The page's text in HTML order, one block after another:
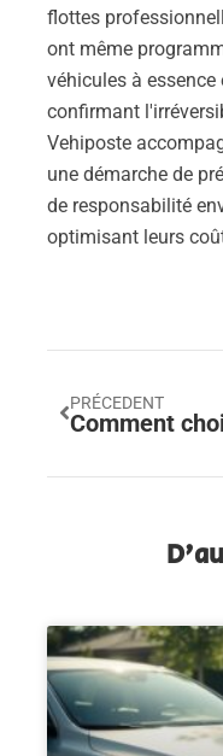
flottes
ont même
véhicules à
confirmant
Vehiposte
une démarche de
de responsabilité
optimisant leurs
PRÉCEDENT